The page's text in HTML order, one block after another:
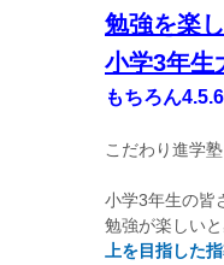
勉強を楽
小学3年生
もちろん
こだわり進学
小学3年生の皆
勉強が楽しい
上を目指した指